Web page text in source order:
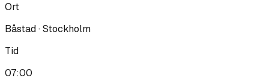
Ort
Båstad · Stockholm
Tid
07:00